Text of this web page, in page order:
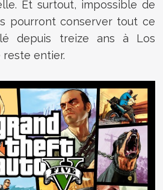
Et surtout, impossible de
pourront conserver tout ce
depuis treize ans à Los
reste entier.